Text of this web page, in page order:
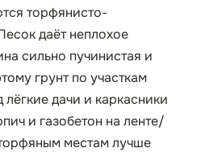
торфянисто-
даёт неплохое
сильно пучинистая и
грунт по участкам
дачи и каркасники
и газобетон на ленте/
местам лучше